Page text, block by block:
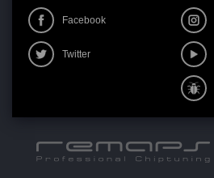
Facebook
Twitter